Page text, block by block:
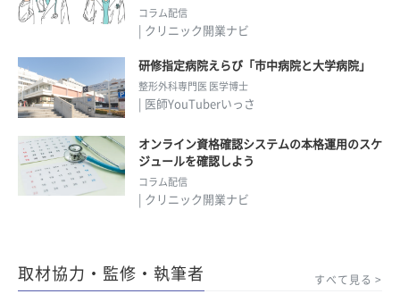
コラム配信
| クリニック開業ナビ
研修指定病院えらび「市中病院と大学病院」
整形外科専門医 医学博士
| 医師YouTuberいっさ
オンライン資格確認システムの本格運用のスケ
ジュールを確認しよう
コラム配信
| クリニック開業ナビ
取材協力・監修・執筆者 すべて見る